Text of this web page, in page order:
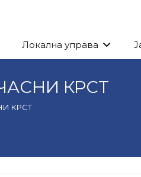
Локална управа
КРСТ
КРСТ